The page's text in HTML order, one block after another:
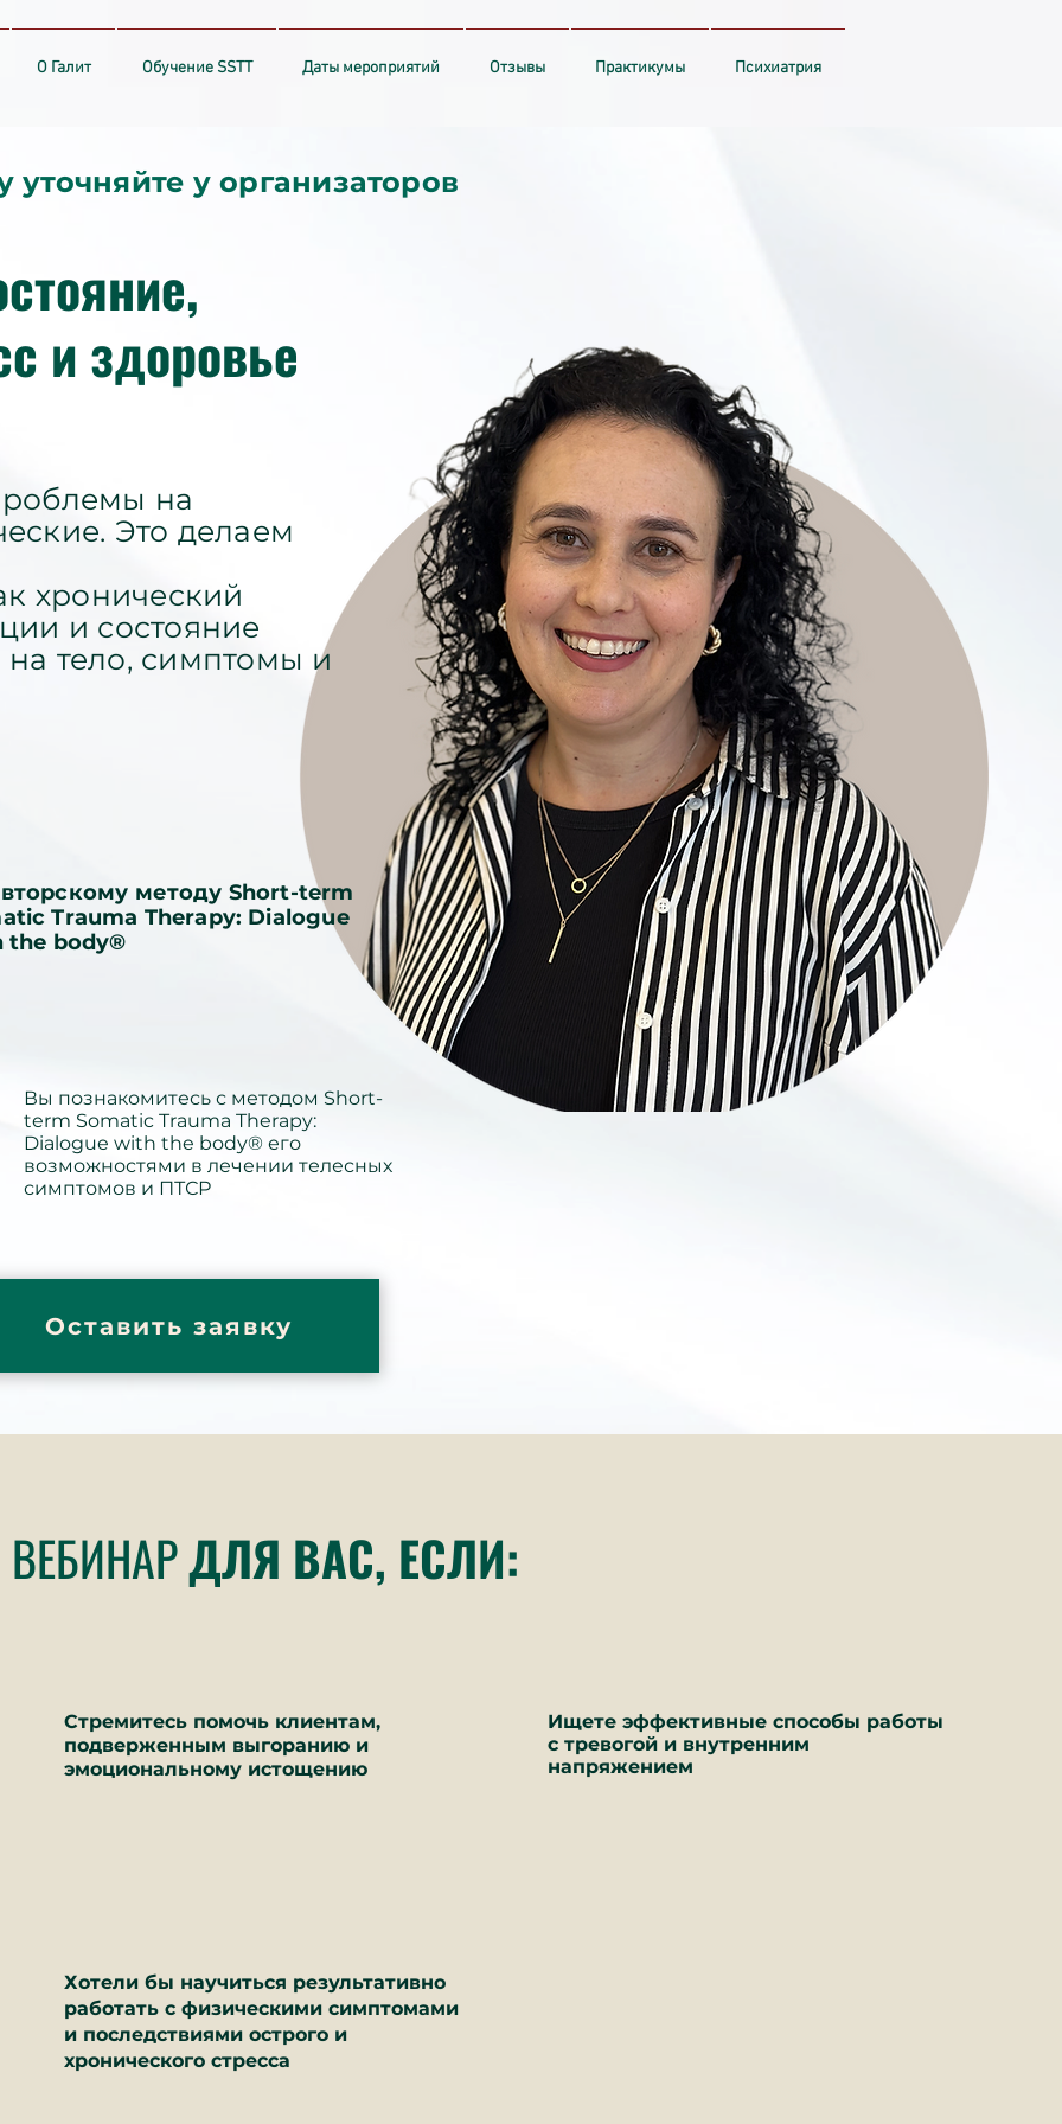
О Галит Обучение SSTT Даты мероприятий Отзывы Практикумы Психиатрия
уточняйте у организаторов
методу Short-term
Trauma Therapy: Dialogue
the body®
и здоровье
на
Это делаем
хронический
и состояние
тело, симптомы и
Вы познакомитесь с методом Short-
term Somatic Trauma Therapy:
Dialogue with the body® его
возможностями в лечении телесных
симптомов и ПТСР
Оставить заявку
ВЕБИНАРДЛЯ ВАС, ЕСЛИ:
Стремитесь помочь клиентам,
подверженным выгоранию и
эмоциональному истощению
Ищете эффективные способы работы
с тревогой и внутренним
напряжением
Хотели бы научиться результативно
работать с физическими симптомами
и последствиями острого и
хронического стресса